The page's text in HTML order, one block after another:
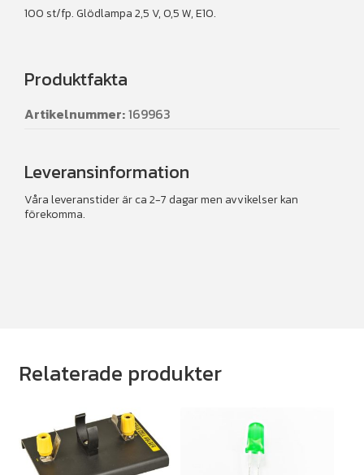
100 st/fp. Glödlampa 2,5 V, 0,5 W, E10.
Produktfakta
Artikelnummer:169963
Leveransinformation
Våra leveranstider är ca 2-7 dagar men avvikelser kan
förekomma.
Relaterade produkter